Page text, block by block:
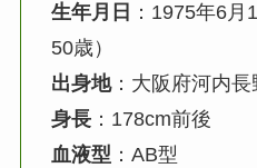
生年月日 ：1975年6
50歳）
出身地：大阪府河内長
身長：178cm前後
血液型 ：AB型